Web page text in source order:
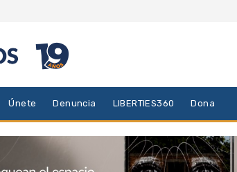
Únete Denuncia LIBERTIES360 Dona